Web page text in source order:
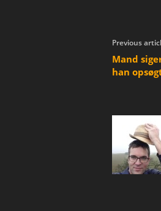
Previous
Mand
han